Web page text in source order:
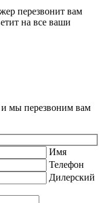
перезвонит вам
на все ваши
и мы перезвоним вам
Имя
Телефон
Дилерский